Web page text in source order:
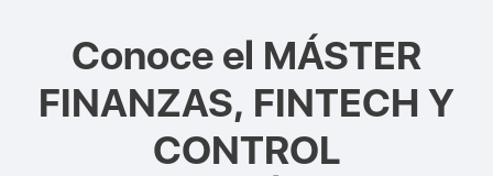
Conoce el MÁSTER
FINANZAS, FINTECH Y
CONTROL